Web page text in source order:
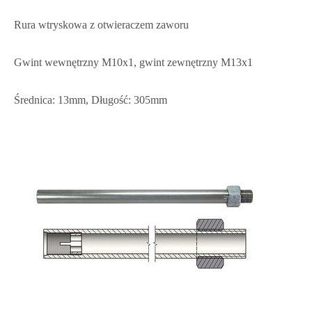
Rura wtryskowa z otwieraczem zaworu
Gwint wewnętrzny M10x1, gwint zewnętrzny M13x1
Średnica: 13mm, Długość: 305mm